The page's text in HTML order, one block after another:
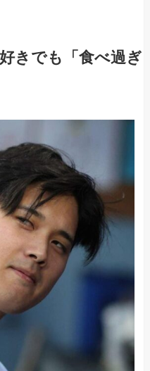
きでも「食べ過ぎ